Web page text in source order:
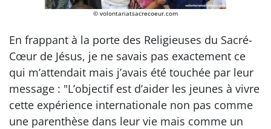
© volontariatsacrecoeur.com
En frappant à la porte des Religieuses du Sacré-
Cœur de Jésus, je ne savais pas exactement ce
qui m’attendait mais j’avais été touchée par leur
message : "L’objectif est d’aider les jeunes à vivre
cette expérience internationale non pas comme
une parenthèse dans leur vie mais comme un